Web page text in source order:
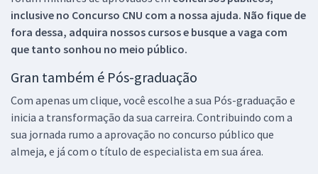
inclusive no Concurso CNU com a nossa ajuda. Não fique de
fora dessa, adquira nossos cursos e busque a vaga com
que tanto sonhou no meio público.
Gran também é Pós-graduação
Com apenas um clique, você escolhe a sua Pós-graduação e
inicia a transformação da sua carreira. Contribuindo com a
sua jornada rumo a aprovação no concurso público que
almeja, e já com o título de especialista em sua área.